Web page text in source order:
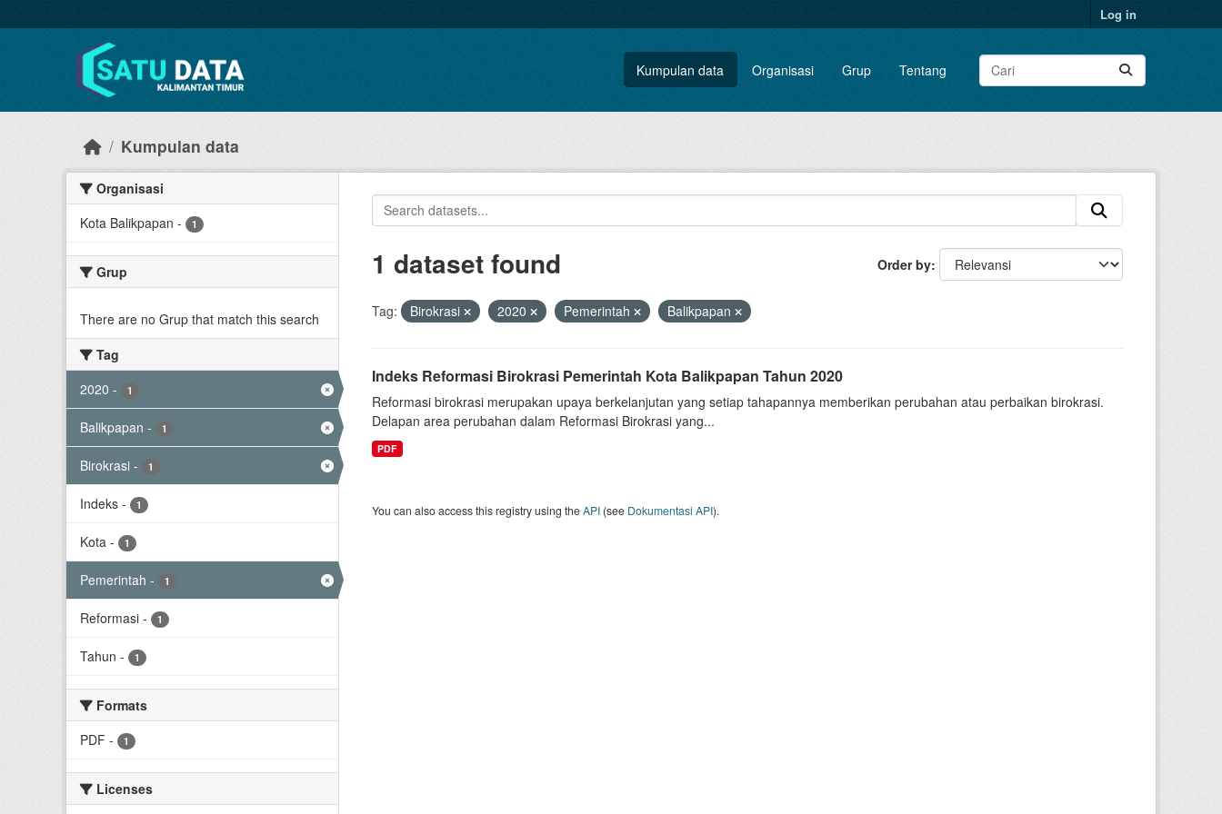
Log in
Kumpulan data Organisasi Grup Tentang
Kumpulan data
Organisasi
Kota Balikpapan - 1
Grup
There are no Grup that match this search
Tag
2020 - 1
Balikpapan - 1
Birokrasi - 1
Indeks - 1
Kota - 1
Pemerintah - 1
Reformasi - 1
Tahun - 1
Formats
PDF - 1
Licenses
Order by
1 dataset found
Tag: Birokrasi 2020 Pemerintah Balikpapan
Indeks Reformasi Birokrasi Pemerintah Kota Balikpapan Tahun 2020
Reformasi birokrasi merupakan upaya berkelanjutan yang setiap tahapannya memberikan perubahan atau perbaikan birokrasi.
Delapan area perubahan dalam Reformasi Birokrasi yang...
PDF
You can also access this registry using theAPI(see Dokumentasi API).